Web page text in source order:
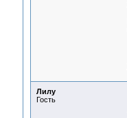
Лилу
Гость